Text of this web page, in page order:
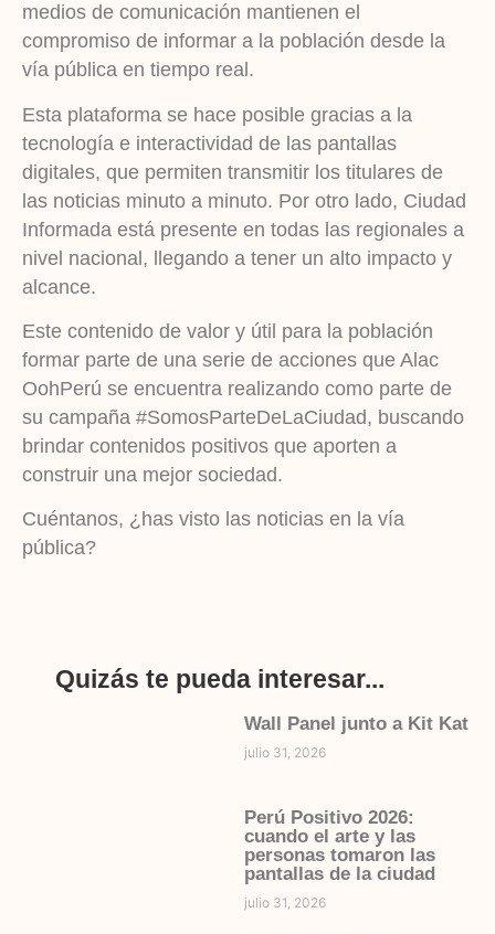
medios de comunicación mantienen el
compromiso de informar a la población desde la
vía pública en tiempo real.
Esta plataforma se hace posible gracias a la
tecnología e interactividad de las pantallas
digitales, que permiten transmitir los titulares de
las noticias minuto a minuto. Por otro lado, Ciudad
Informada está presente en todas las regionales a
nivel nacional, llegando a tener un alto impacto y
alcance.
Este contenido de valor y útil para la población
formar parte de una serie de acciones que Alac
OohPerú se encuentra realizando como parte de
su campaña #SomosParteDeLaCiudad, buscando
brindar contenidos positivos que aporten a
construir una mejor sociedad.
Cuéntanos, ¿has visto las noticias en la vía
pública?
Quizás te pueda interesar...
Wall Panel junto a Kit Kat
julio 31, 2026
Perú Positivo 2026:
cuando el arte y las
personas tomaron las
pantallas de la ciudad
julio 31, 2026